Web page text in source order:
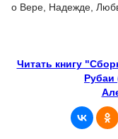
о Вере, Надежде,
Читать книгу
Рубаи